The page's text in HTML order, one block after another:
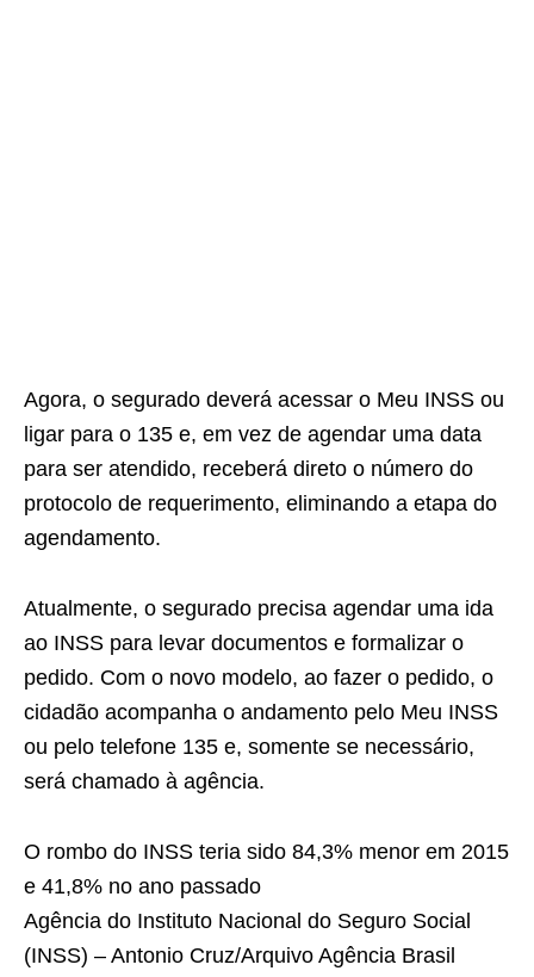
Agora, o segurado deverá acessar o Meu INSS ou
ligar para o 135 e, em vez de agendar uma data
para ser atendido, receberá direto o número do
protocolo de requerimento, eliminando a etapa do
agendamento.
Atualmente, o segurado precisa agendar uma ida
ao INSS para levar documentos e formalizar o
pedido. Com o novo modelo, ao fazer o pedido, o
cidadão acompanha o andamento pelo Meu INSS
ou pelo telefone 135 e, somente se necessário,
será chamado à agência.
O rombo do INSS teria sido 84,3% menor em 2015
e 41,8% no ano passado
Agência do Instituto Nacional do Seguro Social
(INSS) – Antonio Cruz/Arquivo Agência Brasil